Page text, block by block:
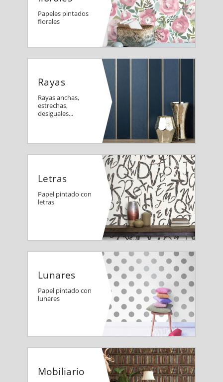
Papeles pintados
florales
Rayas
Rayas anchas,
estrechas,
desiguales...
Letras
Papel pintado con
letras
Lunares
Papel pintado con
lunares
Mobiliario